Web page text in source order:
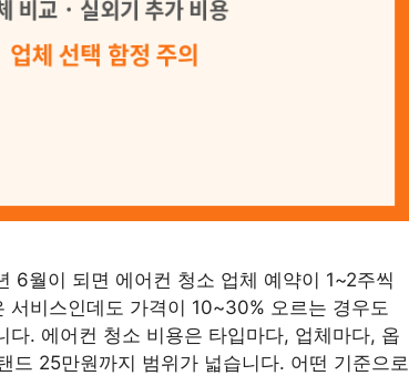
6월이 되면 에어컨 청소 업체 예약이 1~2주씩
비스인데도 가격이 10~30% 오르는 경우도
. 에어컨 청소 비용은 타입마다, 업체마다, 옵
드 25만원까지 범위가 넓습니다. 어떤 기준으로